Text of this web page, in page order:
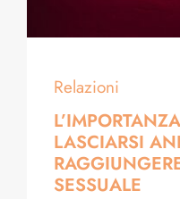
Relazioni
LASCIARSI
SESSUALE